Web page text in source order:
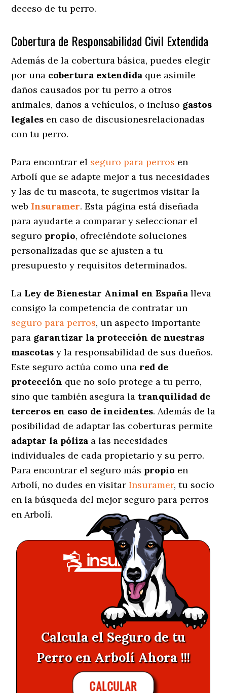
deceso de tu perro.
Cobertura de Responsabilidad Civil Extendida
Además de la cobertura básica, puedes elegir
por una cobertura extendida que asimile
daños causados por tu perro a otros
animales, daños a vehículos, o incluso gastos
legales en caso de discusionesrelacionadas
con tu perro.
Para encontrar el seguro para perros en
Arbolí que se adapte mejor a tus necesidades
y las de tu mascota, te sugerimos visitar la
web Insuramer. Esta página está diseñada
para ayudarte a comparar y seleccionar el
seguro propio, ofreciéndote soluciones
personalizadas que se ajusten a tu
presupuesto y requisitos determinados.
La Ley de Bienestar Animal en España lleva
consigo la competencia de contratar un
seguro para perros, un aspecto importante
para garantizar la protección de nuestras
mascotas y la responsabilidad de sus dueños.
Este seguro actúa como una red de
protección que no solo protege a tu perro,
sino que también asegura la tranquilidad de
terceros en caso de incidentes. Además de la
posibilidad de adaptar las coberturas permite
adaptar la póliza a las necesidades
individuales de cada propietario y su perro.
Para encontrar el seguro más propio en
Arbolí, no dudes en visitarInsuramer, tu socio
en la búsqueda del mejor seguro para perros
en Arbolí.
Calcula el Seguro de tu
Perro en Arbolí Ahora !!!
CALCULAR